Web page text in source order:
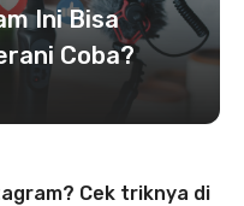
Ini Bisa
Coba?
Cek triknya di